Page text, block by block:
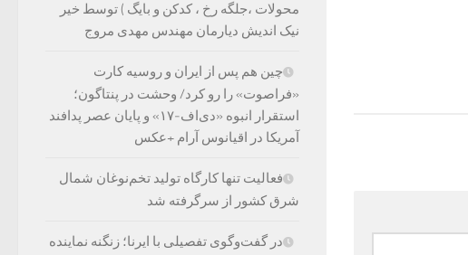
محولات ،جلگه رخ ، کدکن و بایگ ) توسط خیر
نیک اندیش دیارمان مهندس مهدی مروج
چین هم پس از ایران و روسیه کارت
«فراصوت» را رو کرد/ وحشت در پنتاگون؛
استقرار انبوه «دی‌اف‑۱۷» و پایان عصر پدافند
آمریکا در اقیانوس آرام +عکس
فعالیت تنها کارگاه تولید تخم‌نوغان شمال
شرق کشور از سرگرفته شد
در گفت‌وگوی تفصیلی با ایرنا؛ زنگنه نماینده